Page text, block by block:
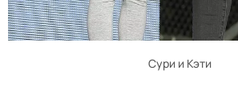
Сури и Кэти